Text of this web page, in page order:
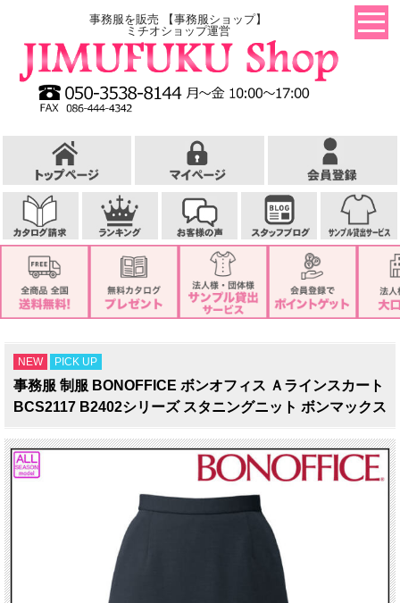
事務服を販売 【事務服ショップ】
ミチオショップ運営
NEW PICK UP
事務服 制服 BONOFFICE ボンオフィス Ａラインスカート
BCS2117 B2402シリーズ スタニングニット ボンマックス